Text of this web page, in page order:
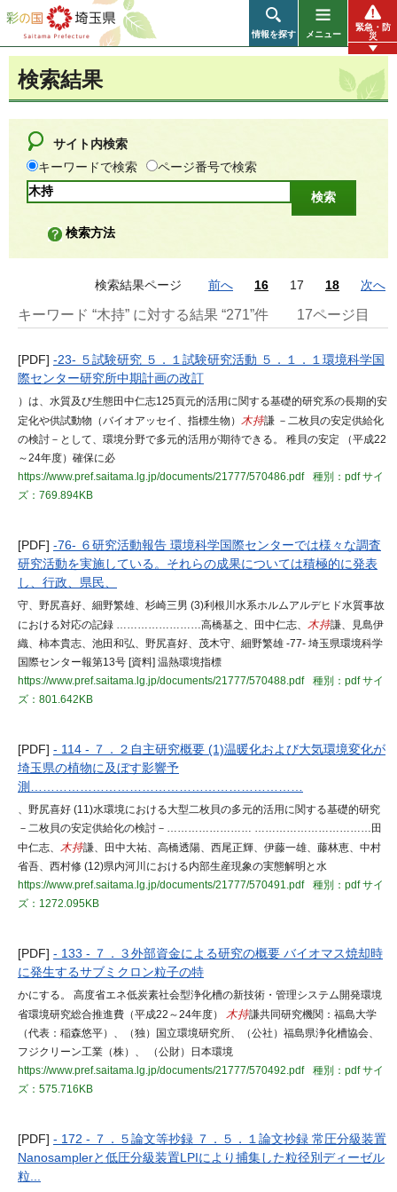
彩の国 埼玉県
情報を探す メニュー
緊急・防
災
検索結果
サイト内検索
キーワードで検索
ページ番号で検索
検索方法
検索結果ページ 前へ 16 17 18 次へ
キーワード “木持” に対する結果 “271”件 17ページ目
[PDF] -23- ５試験研究 ５．１試験研究活動 ５．１．１環境科学国
際センター研究所中期計画の改訂
）は、水質及び生態田中仁志125頁元的活用に関する基礎的研究系の長期的安
定化や供試動物（バイオアッセイ、指標生物） 木持謙 －二枚貝の安定供給化
の検討－として、環境分野で多元的活用が期待できる。 稚貝の安定 （平成22
～24年度）確保に必
https://www.pref.saitama.lg.jp/documents/21777/570486.pdf
種別：pdfサイ
ズ：769.894KB
[PDF] -76- ６研究活動報告 環境科学国際センターでは様々な調査
研究活動を実施している。それらの成果については積極的に発表
し、行政、県民、
守、野尻喜好、細野繁雄、杉崎三男 (3)利根川水系ホルムアルデヒド水質事故
における対応の記録 ……………………高橋基之、田中仁志、 木持謙、見島伊
織、柿本貴志、池田和弘、野尻喜好、茂木守、細野繁雄 -77- 埼玉県環境科学
国際センター報第13号 [資料] 温熱環境指標
https://www.pref.saitama.lg.jp/documents/21777/570488.pdf
種別：pdfサイ
ズ：801.642KB
[PDF] - 114 - ７．２自主研究概要 (1)温暖化および大気環境変化が
埼玉県の植物に及ぼす影響予
測…………………………………………………………
、野尻喜好 (11)水環境における大型二枚貝の多元的活用に関する基礎的研究
－二枚貝の安定供給化の検討－…………………… ……………………………田
中仁志、 木持謙、田中大祐、高橋透陽、西尾正輝、伊藤一雄、藤林恵、中村
省吾、西村修 (12)県内河川における内部生産現象の実態解明と水
https://www.pref.saitama.lg.jp/documents/21777/570491.pdf
種別：pdfサイ
ズ：1272.095KB
[PDF] - 133 - ７．３外部資金による研究の概要 バイオマス焼却時
に発生するサブミクロン粒子の特
かにする。 高度省エネ低炭素社会型浄化槽の新技術・管理システム開発環境
省環境研究総合推進費（平成22～24年度） 木持謙共同研究機関：福島大学
（代表：稲森悠平）、（独）国立環境研究所、（公社）福島県浄化槽協会、
フジクリーン工業（株）、 （公財）日本環境
https://www.pref.saitama.lg.jp/documents/21777/570492.pdf
種別：pdfサイ
ズ：575.716KB
[PDF] - 172 - ７．５論文等抄録 ７．５．１論文抄録 常圧分級装置
Nanosamplerと低圧分級装置LPIにより捕集した粒径別ディーゼル
粒...